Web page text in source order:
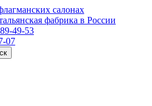
салонах
фабрика в России
49-53
07